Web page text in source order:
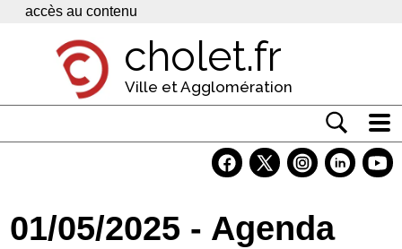
Panneau de gestion des cookies
accès au contenu
cholet.fr
Ville et Agglomération
Economie
01/05/2025 - Agenda